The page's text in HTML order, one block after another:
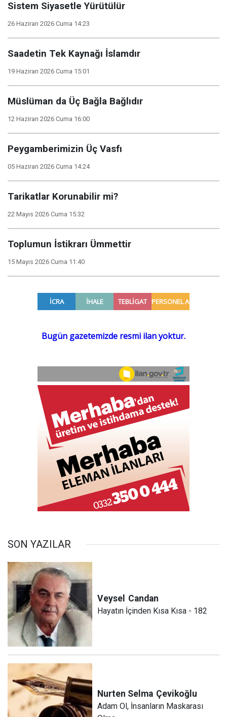
Sistem Siyasetle Yürütülür
26 Haziran 2026 Cuma 14:23
Saadetin Tek Kaynağı İslamdır
19 Haziran 2026 Cuma 15:01
Müslüman da Üç Bağla Bağlıdır
12 Haziran 2026 Cuma 16:00
Peygamberimizin Üç Vasfı
05 Haziran 2026 Cuma 14:24
Tarikatlar Korunabilir mi?
22 Mayıs 2026 Cuma 15:32
Toplumun İstikrarı Ümmettir
15 Mayıs 2026 Cuma 11:40
SON YAZILAR
Veysel Candan
Hayatın İçinden Kısa Kısa - 182
Nurten Selma Çevikoğlu
Adam Ol, İnsanların Maskarası